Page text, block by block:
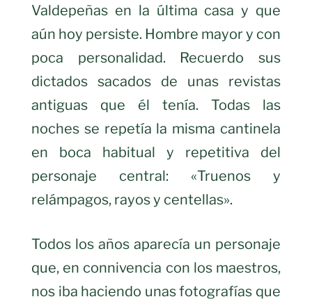
Valdepeñas en la última casa y que
aún hoy persiste. Hombre mayor y con
poca personalidad. Recuerdo sus
dictados sacados de unas revistas
antiguas que él tenía. Todas las
noches se repetía la misma cantinela
en boca habitual y repetitiva del
personaje central: «Truenos y
relámpagos, rayos y centellas».
Todos los años aparecía un personaje
que, en connivencia con los maestros,
nos iba haciendo unas fotografías que